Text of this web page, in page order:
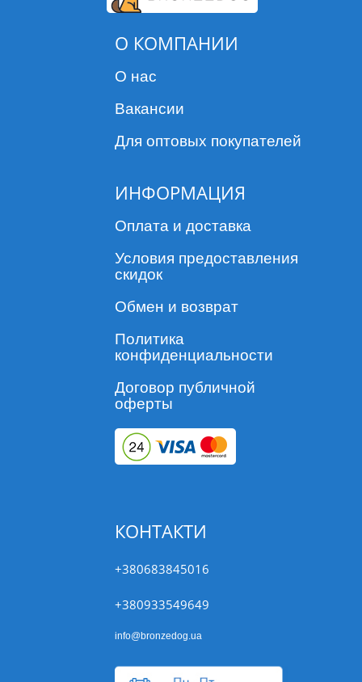
О КОМПАНИИ
О нас
Вакансии
Для оптовых покупателей
ИНФОРМАЦИЯ
Оплата и доставка
Условия предоставления
скидок
Обмен и возврат
Политика
конфиденциальности
Договор публичной
оферты
КОНТАКТИ
+380683845016
+380933549649
info@bronzedog.ua